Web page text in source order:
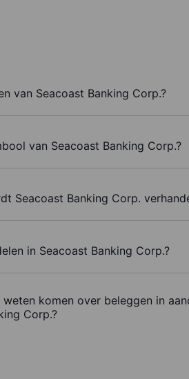
van Seacoast Banking Corp.?
van Seacoast Banking Corp.?
Seacoast Banking Corp.
in Seacoast Banking Corp.?
komen over beleggen in
Corp.?